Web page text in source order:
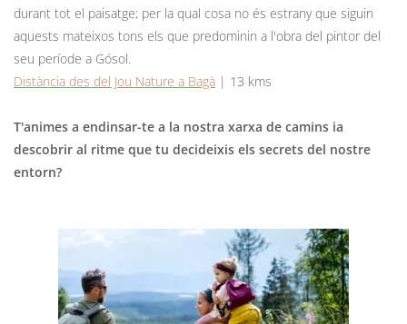
durant tot el paisatge; per la qual cosa no és estrany que siguin
aquests mateixos tons els que predominin a l'obra del pintor del
seu període a Gósol.
Distància des del Jou Nature a Bagà | 13 kms
T'animes a endinsar-te a la nostra xarxa de camins ia
descobrir al ritme que tu decideixis els secrets del nostre
entorn?